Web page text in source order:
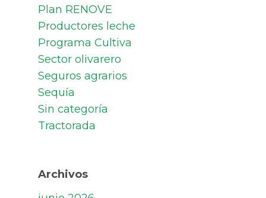
Plan RENOVE
Productores leche
Programa Cultiva
Sector olivarero
Seguros agrarios
Sequía
Sin categoría
Tractorada
Archivos